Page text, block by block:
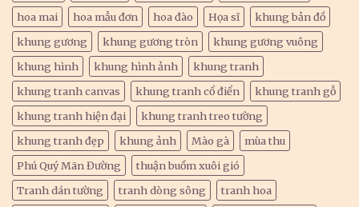
hoa mai
hoa mẫu đơn hoa đào Họa sĩ
khung bản đồ
khung gương
khung gương tròn
khung gương vuông
khung hình
khung hình ảnh
khung tranh
khung tranh canvas
khung tranh cổ điển
khung tranh gỗ
khung tranh hiện đại
khung tranh treo tường
khung tranh đẹp
khung ảnh Mào gà
mùa thu
Phú Quý Mãn Đường
thuận buồm xuôi gió
Tranh dán tường
tranh dòng sông
tranh hoa